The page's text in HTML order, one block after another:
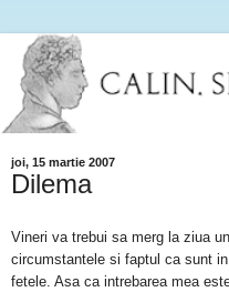
joi, 15 martie 2007
Dilema
Vineri va trebui sa merg la ziua
circumstantele si faptul ca sunt
fetele. Asa ca intrebarea mea